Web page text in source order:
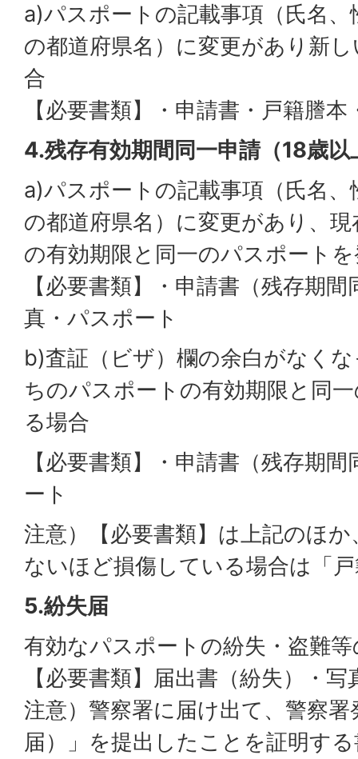
a)パスポートの記載事項（氏名
の都道府県名）に変更があり新
合
【必要書類】・申請書・戸籍謄
4.残存有効期間同一申請（18歳以
a)パスポートの記載事項（氏名
の都道府県名）に変更があり、
の有効期限と同一のパスポート
【必要書類】・申請書（残存期
真・パスポート
b)査証（ビザ）欄の余白がなく
ちのパスポートの有効期限と同
る場合
【必要書類】・申請書（残存期
ート
注意）【必要書類】は上記のほ
ないほど損傷している場合は「
5.紛失届
有効なパスポートの紛失・盗難
【必要書類】届出書（紛失）・
注意）警察署に届け出て、警察
届）」を提出したことを証明す